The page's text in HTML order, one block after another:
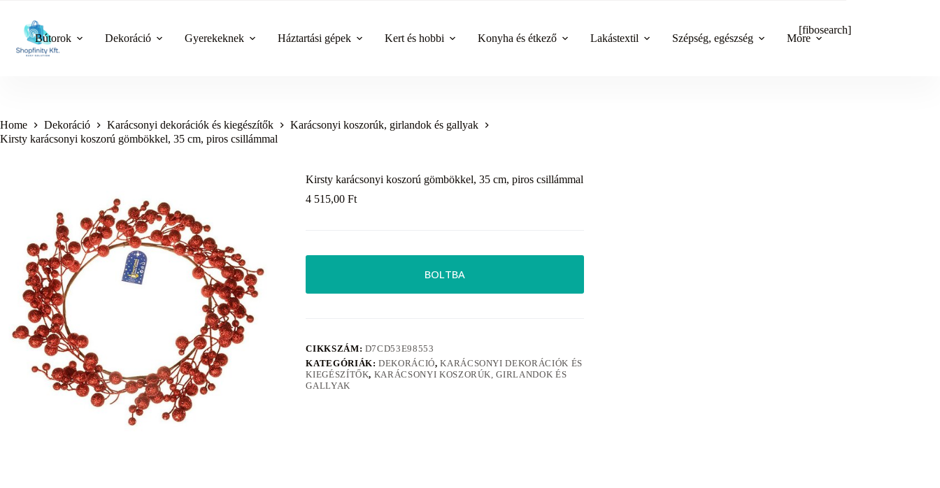
content
Bútorok Dekoráció Gyerekeknek Háztartási gépek Kert és hobbi Konyha és étkező Lakástextil Szépség, egészség More
[fibosearch]
Home Dekoráció Karácsonyi dekorációk és kiegészítők
Karácsonyi koszorúk, girlandok és gallyak
Kirsty karácsonyi koszorú gömbökkel, 35 cm, piros csillámmal
Kirsty karácsonyi koszorú gömbökkel, 35 cm, piros csillámmal
4 515,00Ft
BOLTBA
CIKKSZÁM: D7CD53E98553
KATEGÓRIÁK:DEKORÁCIÓ,KARÁCSONYI DEKORÁCIÓK ÉS
KIEGÉSZÍTŐK, KARÁCSONYI KOSZORÚK, GIRLANDOK ÉS
GALLYAK